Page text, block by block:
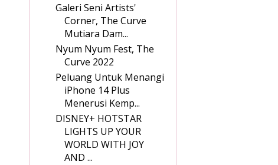
Galeri Seni Artists'
Corner, The Curve
Mutiara Dam...
Nyum Nyum Fest, The
Curve 2022
Peluang Untuk Menangi
iPhone 14 Plus
Menerusi Kemp...
DISNEY+ HOTSTAR
LIGHTS UP YOUR
WORLD WITH JOY
AND ...